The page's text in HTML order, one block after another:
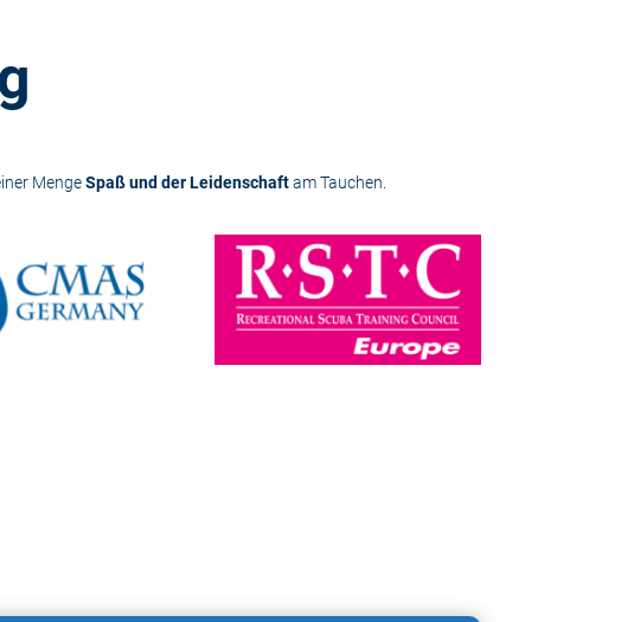
MengeSpaß und der Leidenschaftam Tauchen.